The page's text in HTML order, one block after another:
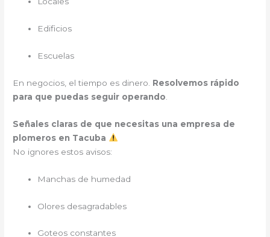
Edificios
Escuelas
En negocios, el tiempo es dinero. Resolvemos rápido
para que puedas seguir operando
Señales claras de que necesitas una empresa de
plomeros en Tacuba
No ignores estos avisos:
Manchas de humedad
Olores desagradables
Goteos constantes